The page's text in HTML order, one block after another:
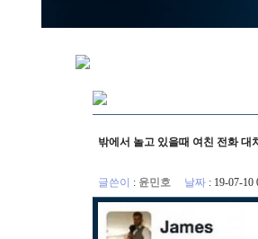
밖에서 놀고 있을때 여친 전화 대
글쓴이 : 윤민호 날짜: 19-07-